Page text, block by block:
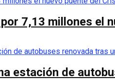
7,13 millones el
estación de